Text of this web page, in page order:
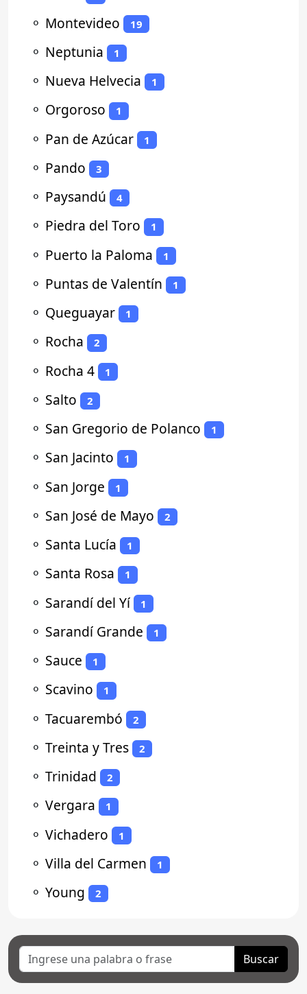
⚬ Montevideo 19
⚬ Neptunia 1
⚬ Nueva Helvecia 1
⚬ Orgoroso 1
⚬ Pan de Azúcar 1
⚬ Pando 3
⚬ Paysandú 4
⚬ Piedra del Toro 1
⚬ Puerto la Paloma 1
⚬ Puntas de Valentín 1
⚬ Queguayar 1
⚬ Rocha 2
⚬ Rocha 4 1
⚬ Salto 2
⚬ San Gregorio de Polanco 1
⚬ San Jacinto 1
⚬ San Jorge 1
⚬ San José de Mayo 2
⚬ Santa Lucía 1
⚬ Santa Rosa 1
⚬ Sarandí del Yí 1
⚬ Sarandí Grande 1
⚬ Sauce 1
⚬ Scavino 1
⚬ Tacuarembó 2
⚬ Treinta y Tres 2
⚬ Trinidad 2
⚬ Vergara 1
⚬ Vichadero 1
⚬ Villa del Carmen 1
⚬ Young 2
Buscar